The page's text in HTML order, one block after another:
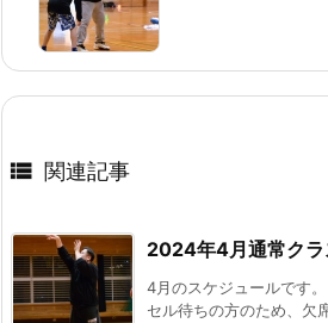
 関連記事
2024年4月通常クラ
4月のスケジュールです
セル待ちの方のため、欠